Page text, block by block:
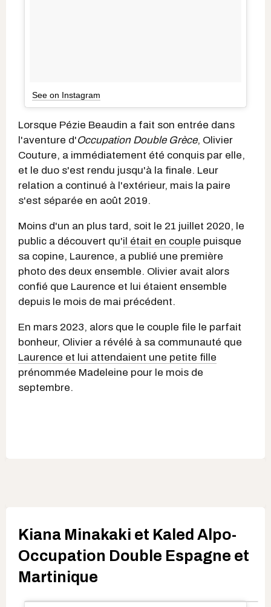
See on Instagram
Lorsque Pézie Beaudin a fait son entrée dans
l'aventure d'Occupation Double Grèce, Olivier
Couture, a immédiatement été conquis par elle,
et le duo s'est rendu jusqu'à la finale. Leur
relation a continué à l'extérieur, mais la paire
s'est séparée en août 2019.
Moins d'un an plus tard, soit le 21 juillet 2020, le
public a découvert qu'il était en couple puisque
sa copine, Laurence, a publié une première
photo des deux ensemble. Olivier avait alors
confié que Laurence et lui étaient ensemble
depuis le mois de mai précédent.
En mars 2023, alors que le couple file le parfait
bonheur, Olivier a révélé à sa communauté que
Laurence et lui attendaient une petite fille
prénommée Madeleine pour le mois de
septembre.
Kiana Minakaki et Kaled Alpo-
Occupation Double Espagne et
Martinique